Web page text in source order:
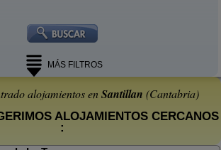
MÁS FILTROS
alojamientos enSantillan (Cantabria)
ALOJAMIENTOS CERCANOS
: